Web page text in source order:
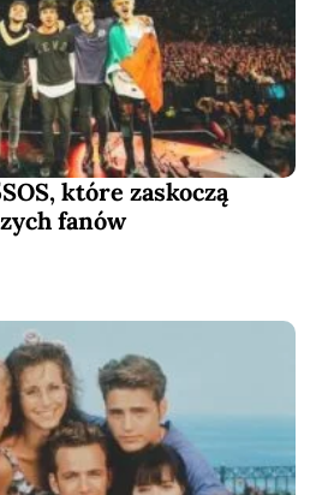
które zaskoczą
fanów